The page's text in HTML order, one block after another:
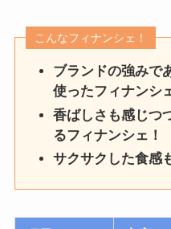
こんなフィナンシェ！
ブランドの強みで
使ったフィナンシ
香ばしさも感じつ
るフィナンシェ！
サクサクした食感